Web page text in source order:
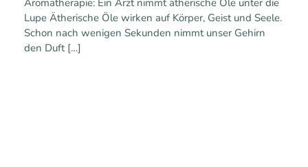
Lupe Ätherische Öle wirken auf Körper, Geist und Seele.
Schon nach wenigen Sekunden nimmt unser Gehirn
den Duft[…]